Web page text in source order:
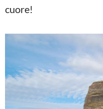
cuore!